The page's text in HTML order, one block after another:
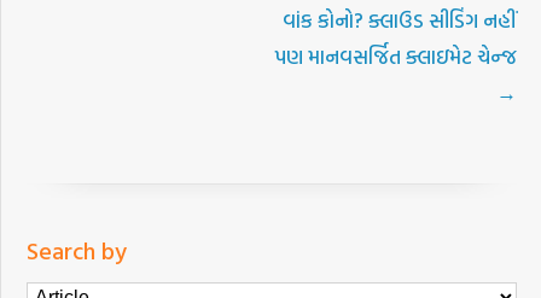
વાંક કોનો? ક્લાઉડ સીડિંગ નહીં
પણ માનવસર્જિત ક્લાઇમેટ ચેન્જ
→
Search by